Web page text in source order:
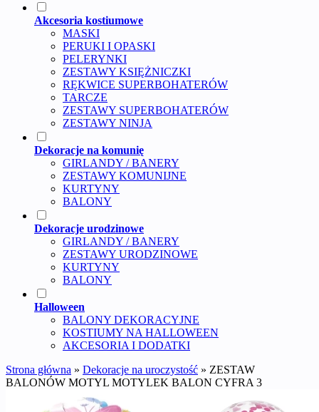
Akcesoria kostiumowe
MASKI
PERUKI I OPASKI
PELERYNKI
ZESTAWY KSIĘŻNICZKI
RĘKWICE SUPERBOHATERÓW
TARCZE
ZESTAWY SUPERBOHATERÓW
ZESTAWY NINJA
Dekoracje na komunię
GIRLANDY / BANERY
ZESTAWY KOMUNIJNE
KURTYNY
BALONY
Dekoracje urodzinowe
GIRLANDY / BANERY
ZESTAWY URODZINOWE
KURTYNY
BALONY
Halloween
BALONY DEKORACYJNE
KOSTIUMY NA HALLOWEEN
AKCESORIA I DODATKI
Strona główna » Dekoracje na uroczystość » ZESTAW
BALONÓW MOTYL MOTYLEK BALON CYFRA 3